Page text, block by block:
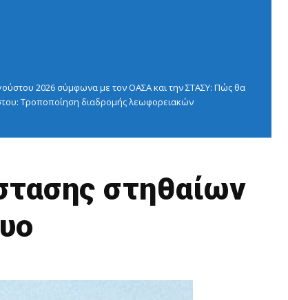
2026 σύμφωνα με τον ΟΑΣΑ και την ΣΤΑΣΥ: Πώς θα
Τροποποίηση διαδρομής λεωφορειακών
στηθαίων